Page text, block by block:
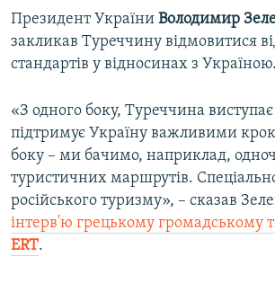
Президент України Володимир
закликав Туреччину відмовитися
стандартів у відносинах з Україною.
«З одного боку, Туреччина
підтримує Україну важливими
боку – ми бачимо, наприклад,
туристичних маршрутів.
російського туризму», – сказав
інтерв'ю грецькому громадському
ERT.